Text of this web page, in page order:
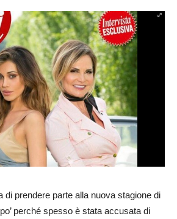
di prendere parte alla nuova stagione di
perché spesso è stata accusata di